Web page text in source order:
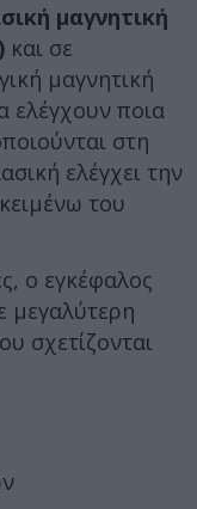
μαγνητική
και σε
μαγνητική
ελέγχουν ποια
στη
ελέγχει την
του
ο εγκέφαλος
μεγαλύτερη
σχετίζονται